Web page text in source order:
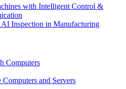
with Intelligent Control &
Inspection in Manufacturing
Computers
and Servers